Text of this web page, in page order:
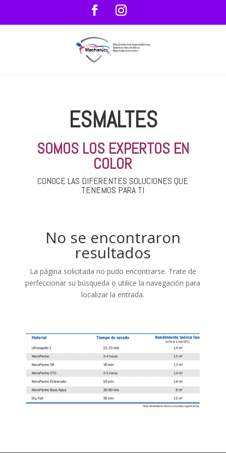
ESMALTES
SOMOS LOS EXPERTOS EN
COLOR
CONOCE LAS DIFERENTES SOLUCIONES QUE
TENEMOS PARA TI
No se encontraron
resultados
La página solicitada no pudo encontrarse. Trate de
perfeccionar su búsqueda o utilice la navegación para
localizar la entrada.